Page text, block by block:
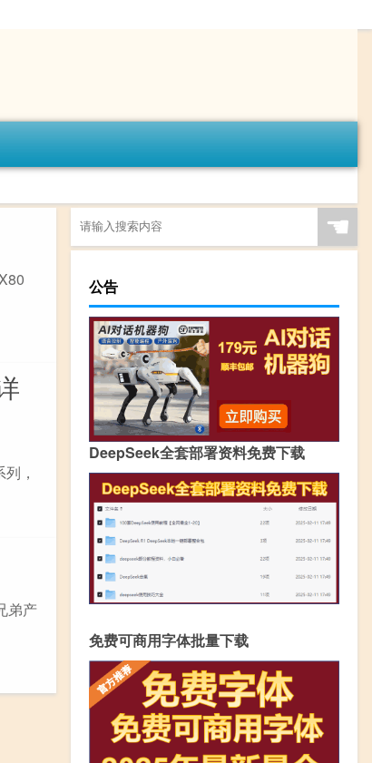
，
弟产
☚
公告
DeepSeek全套部署资料免费下载
免费可商用字体批量下载